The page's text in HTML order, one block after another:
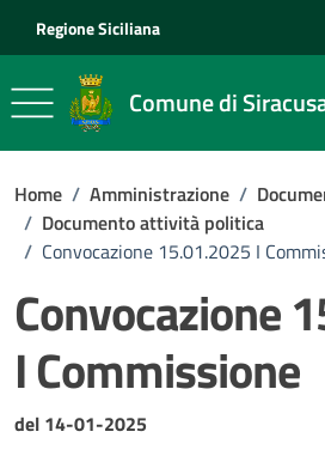
Regione Siciliana
Comune di
Home / Amministrazione /
/ Documento attività politica
/ Convocazione 15.01.2025 I
Convocazione
I Commissione
Dettagli del documento
del 14-01-2025